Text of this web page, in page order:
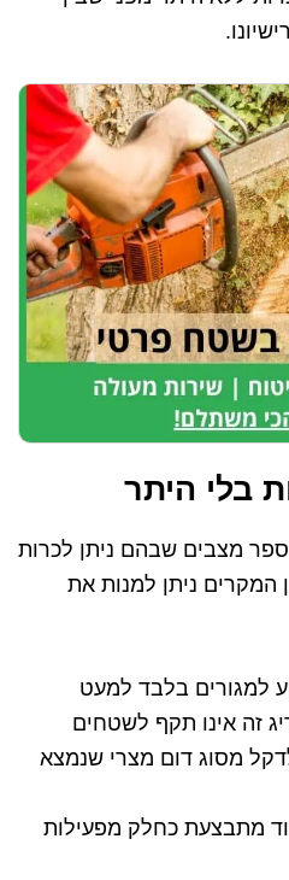
בלי היתר
נקבעו מספר מצבים שבהם ניתן לכרות
המקרים ניתן למנות את
למגורים בלבד למעט
זה אינו תקף לשטחים
לדקל מסוג דום מצרי שנמצא
מתבצעת כחלק מפעילות